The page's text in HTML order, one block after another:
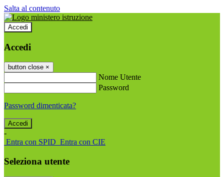
Salta al contenuto
Accedi
Accedi
button close ×
Nome Utente
Password
Password dimenticata?
-
Entra con SPID Entra con CIE
Seleziona utente